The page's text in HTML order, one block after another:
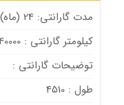
مدت گارانتی: 24 (ماه)
کیلومتر گارانتی : 40000
توضیحات گارانتی :
طول : 4510